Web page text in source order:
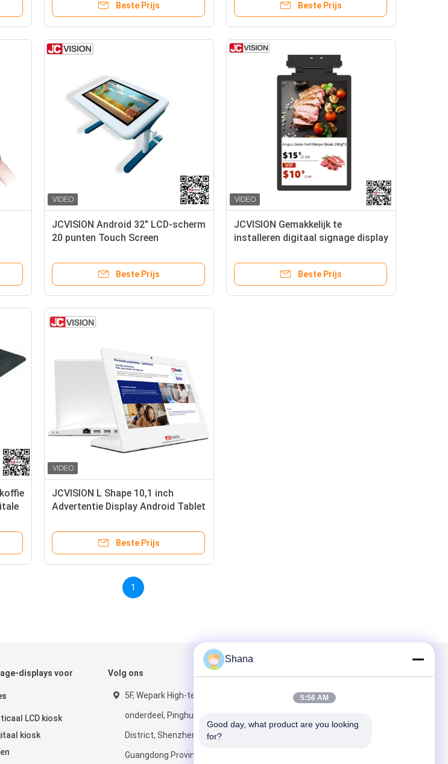
Beste Prijs Beste Prijs
JCVISION Android 32" LCD-scherm
20 punten Touch Screen
hoogteverstelbaar
Beste Prijs
JCVISION Gemakkelijk te
installeren digitaal signage display
display TFT technologie
Beste Prijs
JCVISION L Shape 10,1 inch
Advertentie Display Android Tablet
Beste Prijs
1
displays voor
LCD kiosk
kiosk
Volg ons
5F, Wepark High-tech
onderdeel, Pinghu, Longgang
District, Shenzhen,
Guangdong Provincie,
Shana
5:56 AM
Good day, what product are you looking
for?